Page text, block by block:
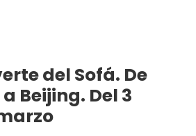
del Sofá. De
Beijing. Del 3